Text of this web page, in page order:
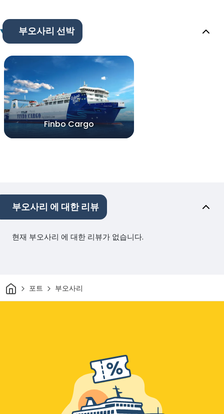
부오사리 선박
Finbo Cargo
부오사리 에 대한 리뷰
현재 부오사리 에 대한 리뷰가 없습니다.
집 포트 부오사리